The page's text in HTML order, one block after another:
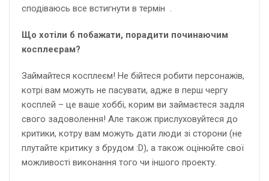
сподіваюсь все встигнути в термін .
Що хотіли б побажати, порадити починаючим
косплеєрам?
Займайтеся косплеєм! Не бійтеся робити персонажів,
котрі вам можуть не пасувати, адже в перш чергу
косплей – це ваше хоббі, корим ви займаєтеся задля
свого задоволення! Але також прислуховуйтеся до
критики, котру вам можуть дати люди зі сторони (не
плутайте критику з брудом :D), а також оцінюйте свої
можливості виконання того чи іншого проекту.